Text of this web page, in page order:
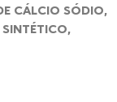
CÁLCIO SÓDIO,